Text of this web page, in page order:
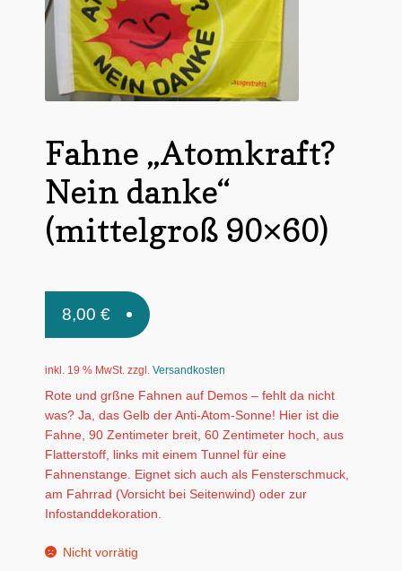
*Postkarten
Schnäppchen
Regional
Bücher
Produkte nach Themen
Gummiertes Papier
Fahne „Atomkraft?
Nein danke“
(mittelgroß 90×60)
8,00 €
inkl. 19 % MwSt. zzgl. Versandkosten
Rote und grßne Fahnen auf Demos – fehlt da nicht
was? Ja, das Gelb der Anti-Atom-Sonne! Hier ist die
Fahne, 90 Zentimeter breit, 60 Zentimeter hoch, aus
Flatterstoff, links mit einem Tunnel für eine
Fahnenstange. Eignet sich auch als Fensterschmuck,
am Fahrrad (Vorsicht bei Seitenwind) oder zur
Infostanddekoration.
Nicht vorrätig